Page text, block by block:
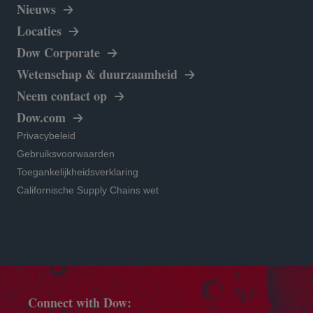
Nieuws
Locaties
Dow Corporate opens in a new tab
Wetenschap & duurzaamheid
Neem contact op
Dow.com opens in a new tab
Privacybeleid
opens in a new tab
Gebruiksvoorwaarden
opens in a new tab
Toegankelijkheidsverklaring
opens in a new tab
Californische Supply Chains wet
opens in a new tab
Connect with Dow: